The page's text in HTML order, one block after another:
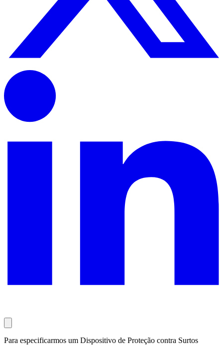
Para especificarmos um Dispositivo de Proteção contra Surtos